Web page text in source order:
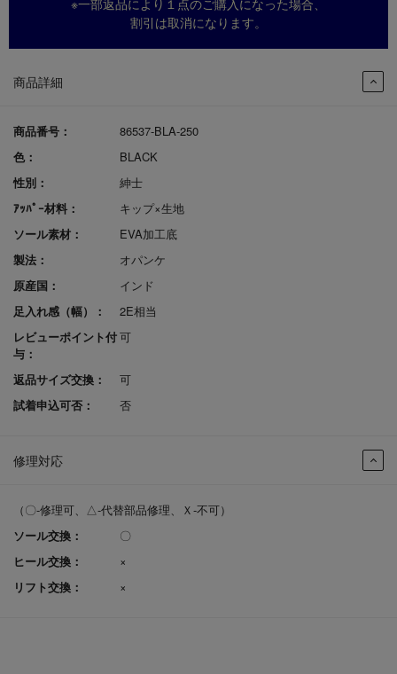
商品詳細
商品番号：
86537-BLA-250
色：
BLACK
性別：
紳士
ｱｯﾊﾟｰ材料：
キップ×生地
ソール素材：
EVA加工底
製法：
オパンケ
原産国：
インド
足入れ感（幅）：
2E相当
レビューポイント付
与：
可
返品サイズ交換：
可
試着申込可否：
否
修理対応
（〇-修理可、△-代替部品修理、Ｘ-不可）
ソール交換：
〇
ヒール交換：
×
リフト交換：
×
※一部返品により１点のご購入になった場合、
割引は取消になります。